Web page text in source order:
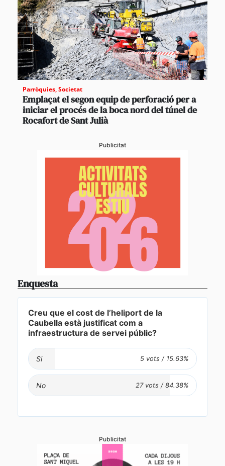
Parròquies,Societat
Emplaçat el segon equip de perforació per a
iniciar el procés de la boca nord del túnel de
Rocafort de Sant Julià
Publicitat
Enquesta
Creu que el cost de l’heliport de la
Caubella està justificat com a
infraestructura de servei públic?
Si
No
Publicitat